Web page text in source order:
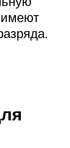
имеют